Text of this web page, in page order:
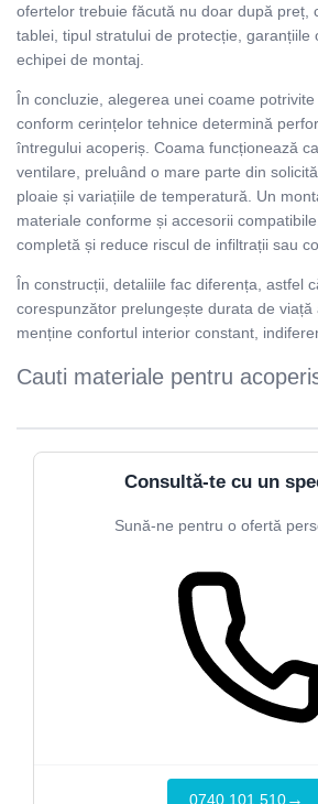
ofertelor trebuie făcută nu doar după preț,
tablei, tipul stratului de protecție, garanțiile
echipei de montaj.
În concluzie, alegerea unei coame
conform cerințelor tehnice determină
întregului acoperiș. Coama funcționează
ventilare, preluând o mare parte din
ploaie și variațiile de temperatură. Un
materiale conforme și accesorii
completă și reduce riscul de infiltrații sau
În construcții, detaliile fac diferența, astfel
corespunzător prelungește durata de viață
menține confortul interior constant,
Cauti materiale pentru
Consultă-te cu un
Sună-ne pentru o ofertă
0740 101 510→